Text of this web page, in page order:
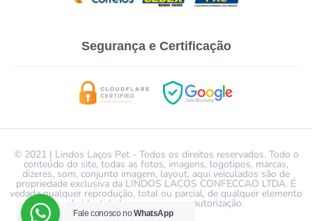
Segurança e Certificação
© 2021 | Lindos Laços Pet - Todos os direitos reservados. Todo o
conteúdo do site, todas as fotos, imagens, logotipos, marcas,
dizeres, som, conjunto imagem, layout, aqui veiculados são de
propriedade exclusiva da LINDOS LACOS CONFECCAO LTDA. É
vedada qualquer reprodução, total ou parcial, de qualquer elemento
de identidade, sem expressa autorização.
Fale conosco noWhatsApp